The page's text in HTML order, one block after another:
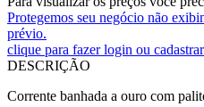
Protegemos seu negócio não
prévio.
clique para fazer login ou cadastrar
DESCRIÇÃO
Corrente banhada a ouro com